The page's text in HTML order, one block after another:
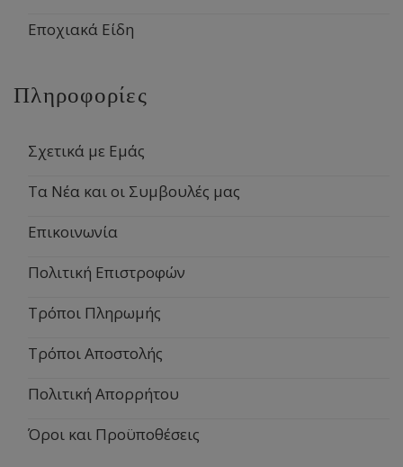
Εποχιακά Είδη
Πληροφορίες
Σχετικά με Εμάς
Τα Νέα και οι Συμβουλές μας
Επικοινωνία
Πολιτική Επιστροφών
Τρόποι Πληρωμής
Τρόποι Αποστολής
Πολιτική Απορρήτου
Όροι και Προϋποθέσεις